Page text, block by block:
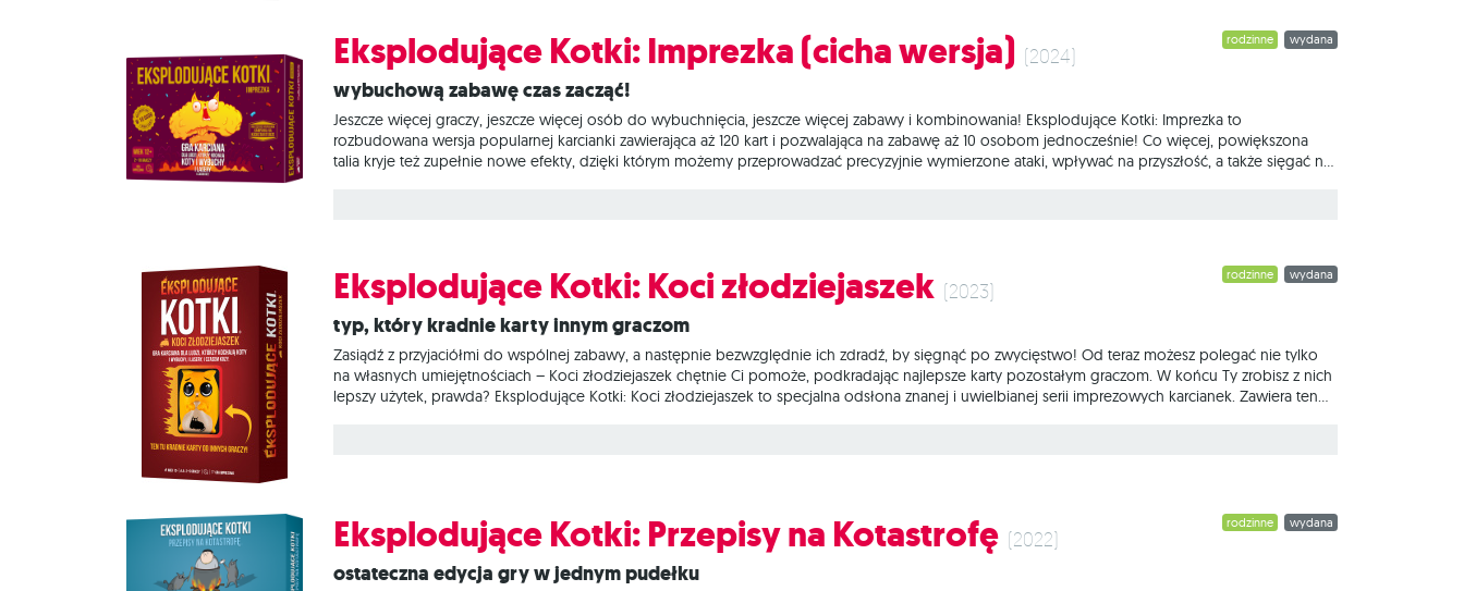
wydana
rodzinne
Eksplodujące Kotki: Imprezka (cicha wersja) (2024)
Wybuchową zabawę czas zacząć!
Jeszcze więcej graczy, jeszcze więcej osób do wybuchnięcia, jeszcze więcej zabawy i kombinowania! Eksplodujące Kotki: Imprezka to
rozbudowana wersja popularnej karcianki zawierająca aż 120 kart i pozwalająca na zabawę aż 10 osobom jednocześnie! Co więcej, powiększona
talia kryje też zupełnie nowe efekty, dzięki którym możemy przeprowadzać precyzyjnie wymierzone ataki, wpływać na przyszłość, a także sięgać na
wydana
rodzinne
Eksplodujące Kotki: Koci złodziejaszek (2023)
Typ, który kradnie karty innym graczom
Zasiądź z przyjaciółmi do wspólnej zabawy, a następnie bezwzględnie ich zdradź, by sięgnąć po zwycięstwo! Od teraz możesz polegać nie tylko
na własnych umiejętnościach – Koci złodziejaszek chętnie Ci pomoże, podkradając najlepsze karty pozostałym graczom. W końcu Ty zrobisz z nich
lepszy użytek, prawda? Eksplodujące Kotki: Koci złodziejaszek to specjalna odsłona znanej i uwielbianej serii imprezowych karcianek. Zawiera ten
wydana
rodzinne
Eksplodujące Kotki: Przepisy na Kotastrofę (2022)
Ostateczna edycja gry w jednym pudełku